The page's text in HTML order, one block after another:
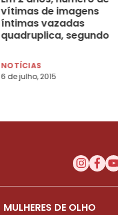
vítimas de imagens
íntimas vazadas
quadruplica, segundo
NOTÍCIAS
6 de julho, 2015
MULHERES DE OLHO